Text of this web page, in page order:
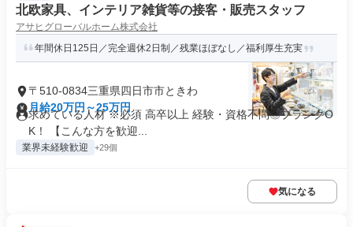
北欧家具、インテリア雑貨等の接客・販売スタッフ
アサヒグローバルホーム株式会社
年間休日125日／完全週休2日制／残業ほぼなし／福利厚生充実
〒510-0834三重県四日市市ときわ
月給20万円～25万円
求めている人材 ※必須 高卒以上 経験・資格不問◎ブランクO
K！ 【こんな方を歓迎...
業界未経験歓迎 +29個
気になる